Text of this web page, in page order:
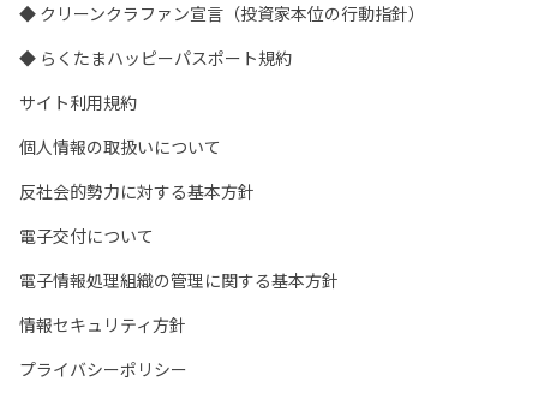
◆ クリーンクラファン宣言（投資家本位の行動指針）
◆ らくたまハッピーパスポート規約
サイト利用規約
個人情報の取扱いについて
反社会的勢力に対する基本方針
電子交付について
電子情報処理組織の管理に関する基本方針
情報セキュリティ方針
プライバシーポリシー